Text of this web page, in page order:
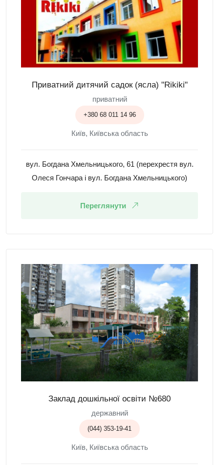
Приватний дитячий садок (ясла) "Rikiki"
приватний
+380 68 011 14 96
Київ, Київська область
вул. Богдана Хмельницького, 61 (перехрестя вул.
Олеся Гончара і вул. Богдана Хмельницького)
Переглянути
Заклад дошкільної освіти №680
державний
(044) 353-19-41
Київ, Київська область